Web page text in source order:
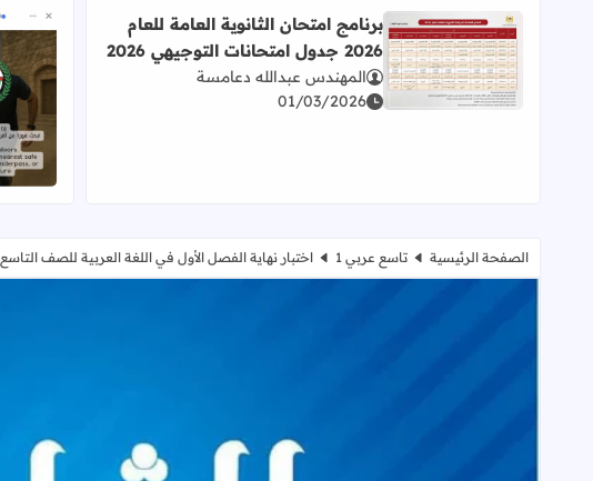
اقرأ المزيد عن برنامج امتحان الثانوية العامة للعام 2026 جدول امتحانات التوجيهي 2026
برنامج امتحان الثانوية العامة للعام
2026 جدول امتحانات التوجيهي 2026
المهندس عبدالله دعامسة
01/03/2026
الصفحة الرئيسية تاسع عربي 1 اختبار نهاية الفصل الأول في اللغة العربية للصف التاسع